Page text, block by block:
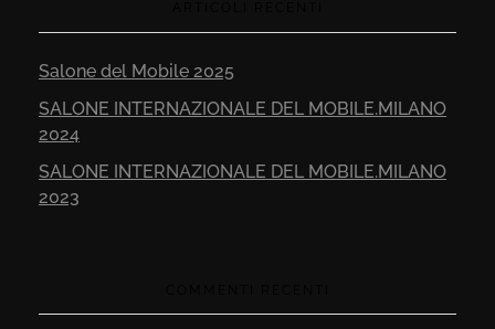
Salone del Mobile 2025
SALONE INTERNAZIONALE DEL MOBILE.MILANO
2024
SALONE INTERNAZIONALE DEL MOBILE.MILANO
2023